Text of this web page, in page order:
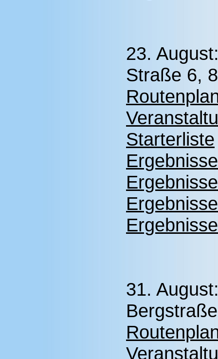
23.
Straße 6,
Starterliste
31.